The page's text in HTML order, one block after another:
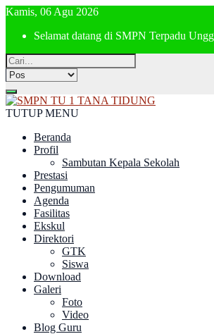
Kamis, 06 Agu 2026
Selamat datang di SMPN Terpadu
TUTUP MENU
Beranda
Profil
Sambutan Kepala Sekolah
Prestasi
Pengumuman
Agenda
Fasilitas
Ekskul
Direktori
GTK
Siswa
Download
Galeri
Foto
Video
Blog Guru